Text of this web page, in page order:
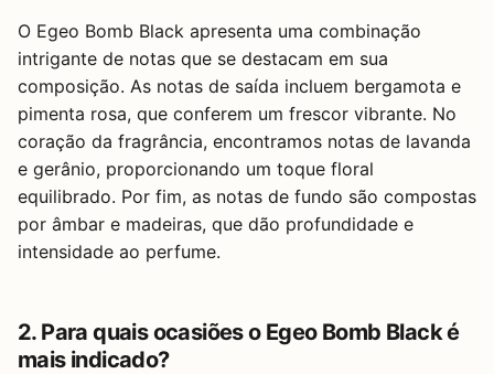
O Egeo Bomb Black apresenta uma combinação
intrigante de notas que se destacam em sua
composição. As notas de saída incluem bergamota e
pimenta rosa, que conferem um frescor vibrante. No
coração da fragrância, encontramos notas de lavanda
e gerânio, proporcionando um toque floral
equilibrado. Por fim, as notas de fundo são compostas
por âmbar e madeiras, que dão profundidade e
intensidade ao perfume.
2. Para quais ocasiões o Egeo Bomb Black é
mais indicado?